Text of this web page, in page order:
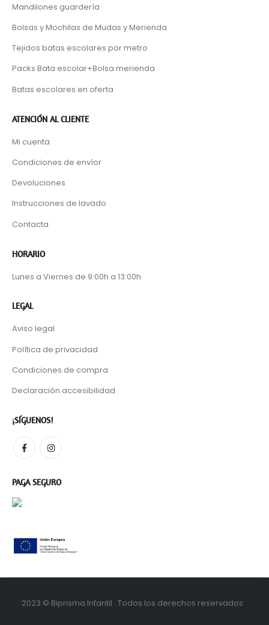
Mandilones guardería
Bolsas y Mochilas de Mudas y Merienda
Tejidos batas escolares por metro
Packs Bata escolar+Bolsa merienda
Batas escolares en oferta
ATENCIÓN AL CLIENTE
Mi cuenta
Condiciones de envíor
Devoluciones
Instrucciones de lavado
Contacta
HORARIO
Lunes a Viernes de 9:00h a 13:00h
LEGAL
Aviso legal
Política de privacidad
Condiciones de compra
Declaración accesibilidad
¡SÍGUENOS!
PAGA SEGURO
2023 © Biprisma Infantil · Todos los derechos reservados